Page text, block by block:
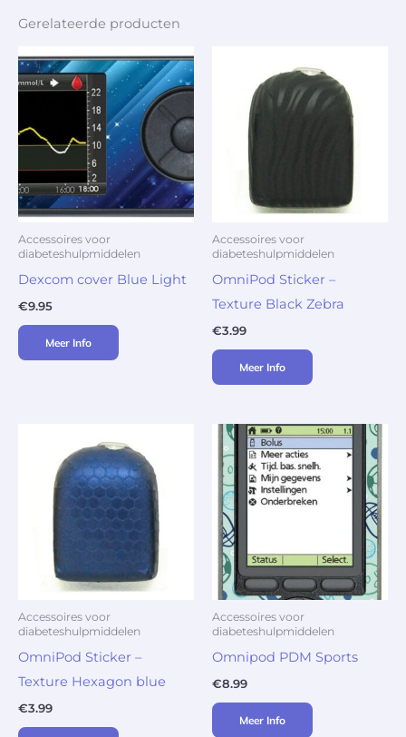
Gerelateerde producten
Accessoires voor
diabeteshulpmiddelen
Dexcom cover Blue Light
€9.95
Meer Info
Accessoires voor
diabeteshulpmiddelen
OmniPod Sticker –
Texture Black Zebra
€3.99
Meer Info
Accessoires voor
diabeteshulpmiddelen
OmniPod Sticker –
Texture Hexagon blue
€3.99
Accessoires voor
diabeteshulpmiddelen
Omnipod PDM Sports
€8.99
Meer Info